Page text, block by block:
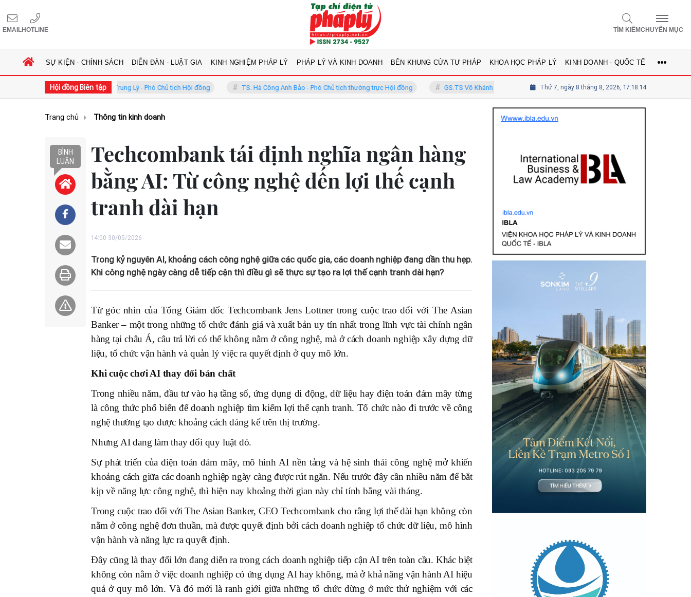
EMAILHOTLINE TÌM KIẾMCHUYÊN MỤC
SỰ KIỆN - CHÍNH SÁCH DIỄN ĐÀN - LUẬT GIA KINH NGHIỆM PHÁP LÝ PHÁP LÝ VÀ KINH DOANH BÊN KHUNG CỬA TƯ PHÁP KHOA HỌC PHÁP LÝ KINH DOANH - QUỐC TẾ
Hội đồng Biên tập
GS.TS. Phan Trung Lý - Phó Chủ tịch Hội đồng TS. Hà Công Anh Bảo - Phó Chủ tịch thường trực Hội đồng GS.TS Võ Khánh Vinh - Ủy viên Hội đồng Tổng biên tập Lê Thị Mai Phương - Ủy viên
Thứ 7, ngày 8 tháng 8, 2026, 17:18:15
Trang chủ Thông tin kinh doanh
BÌNH
LUẬN
Techcombank tái định nghĩa ngân hàng
bằng AI: Từ công nghệ đến lợi thế cạnh
tranh dài hạn
14:00 30/05/2026
Trong kỷ nguyên AI, khoảng cách công nghệ giữa các quốc gia, các doanh nghiệp đang dần thu hẹp.
Khi công nghệ ngày càng dễ tiếp cận thì điều gì sẽ thực sự tạo ra lợi thế cạnh tranh dài hạn?
Từ góc nhìn của Tổng Giám đốc Techcombank Jens Lottner trong cuộc trao đổi với The Asian
Banker – một trong những tổ chức đánh giá và xuất bản uy tín nhất trong lĩnh vực tài chính ngân
hàng tại châu Á, câu trả lời có thể không nằm ở công nghệ, mà ở cách doanh nghiệp xây dựng dữ
liệu, tổ chức vận hành và quản lý việc ra quyết định ở quy mô lớn.
Khi cuộc chơi AI thay đổi bản chất
Trong nhiều năm, đầu tư vào hạ tầng số, ứng dụng di động, dữ liệu hay điện toán đám mây từng
là công thức phổ biến để doanh nghiệp tìm kiếm lợi thế cạnh tranh. Tổ chức nào đi trước về công
nghệ thường tạo được khoảng cách đáng kể trên thị trường.
Nhưng AI đang làm thay đổi quy luật đó.
Sự phát triển của điện toán đám mây, mô hình AI nền tảng và hệ sinh thái công nghệ mở khiến
khoảng cách giữa các doanh nghiệp ngày càng được rút ngắn. Nếu trước đây cần nhiều năm để bắt
kịp về năng lực công nghệ, thì hiện nay khoảng thời gian này chỉ tính bằng vài tháng.
Trong cuộc trao đổi với The Asian Banker, CEO Techcombank cho rằng lợi thế dài hạn không còn
nằm ở công nghệ đơn thuần, mà được quyết định bởi cách doanh nghiệp tổ chức dữ liệu, mô hình
vận hành và năng lực ra quyết định.
Đây cũng là thay đổi lớn đang diễn ra trong cách doanh nghiệp tiếp cận AI trên toàn cầu. Khác biệt
không còn nằm ở việc doanh nghiệp có ứng dụng AI hay không, mà ở khả năng vận hành AI hiệu
quả ở quy mô lớn. Và đó mới là ranh giới giữa những tổ chức dừng ở mức thử nghiệm với các